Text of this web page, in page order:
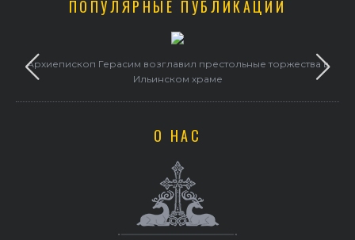
ПОПУЛЯРНЫЕ ПУБЛИКАЦИИ
Архиепископ Герасим возглавил престольные торжества в
Ильинском храме
О НАС